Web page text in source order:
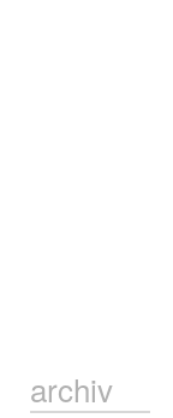
archiv